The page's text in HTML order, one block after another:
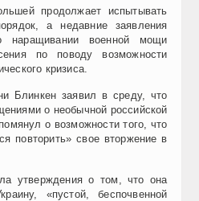
продолжает испытывать
а недавние заявления
наращивании военной мощи
по поводу возможности
кризиса.
Блинкен заявил в среду, что
о необычной российской
о возможности того, что
повторить» свое вторжение в
утверждения о том, что она
«пустой, беспочвенной